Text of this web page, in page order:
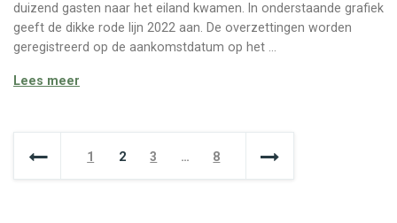
duizend gasten naar het eiland kwamen. In onderstaande grafiek
geeft de dikke rode lijn 2022 aan. De overzettingen worden
geregistreerd op de aankomstdatum op het …
Lees meer
Berichten paginering
1 2 3 … 8